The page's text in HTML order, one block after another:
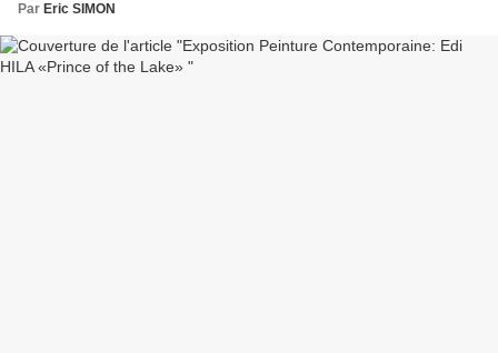
Par Eric SIMON